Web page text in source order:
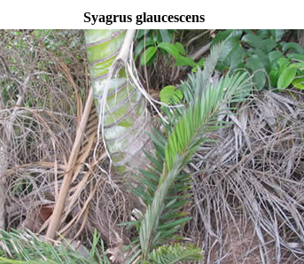
Syagrus glaucescens